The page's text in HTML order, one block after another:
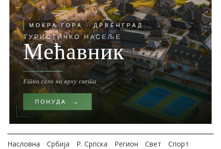
Насловна Србија Р. Српска Регион Свет
Спорт